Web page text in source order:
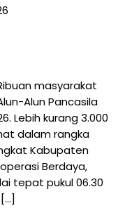
masyarakat
Alun Pancasila
Lebih kurang 3.000
dalam rangka
Kabupaten
Berdaya,
tepat pukul 06.30